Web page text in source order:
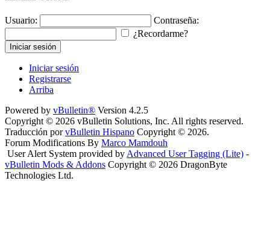
Usuario:
Contraseña:
¿Recordarme?
Iniciar sesión
Iniciar sesión
Registrarse
Arriba
Powered by vBulletin® Version 4.2.5
Copyright © 2026 vBulletin Solutions, Inc. All rights reserved.
Traducción porvBulletin Hispano Copyright © 2026.
Forum Modifications By Marco Mamdouh
User Alert System provided by Advanced User Tagging (Lite) -
vBulletin Mods & Addons Copyright © 2026 DragonByte
Technologies Ltd.